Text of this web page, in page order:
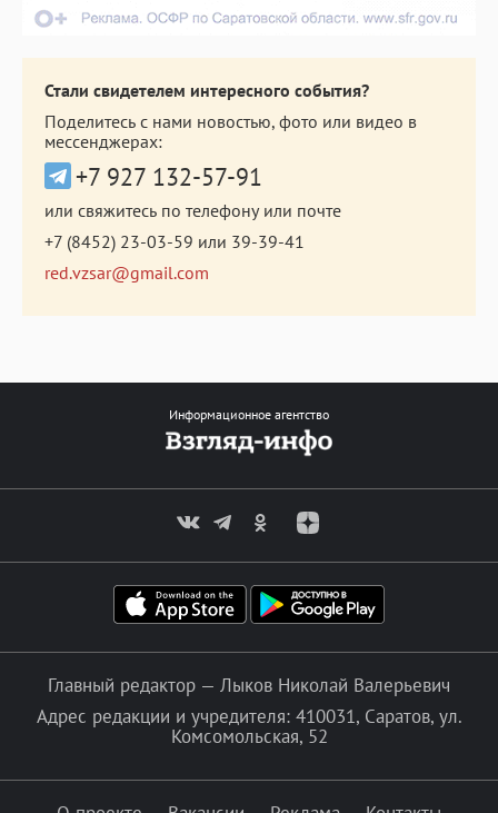
Стали свидетелем интересного события?
Поделитесь с нами новостью, фото или видео в
мессенджерах:
+7 927 132-57-91
или свяжитесь по телефону или почте
+7 (8452) 23-03-59 или 39-39-41
red.vzsar@gmail.com
Информационное агентство
Главный редактор — Лыков Николай Валерьевич
Адрес редакции и учредителя: 410031, Саратов, ул.
Комсомольская, 52